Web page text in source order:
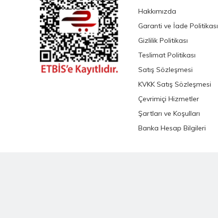
Hakkımızda
Garanti ve İade Politikası
Gizlilik Politikası
Teslimat Politikası
Satış Sözleşmesi
KVKK Satış Sözleşmesi
Çevrimiçi Hizmetler
Şartları ve Koşulları
Banka Hesap Bilgileri